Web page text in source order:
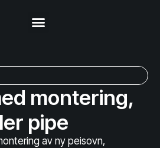
montering,
pipe
av ny peisovn,